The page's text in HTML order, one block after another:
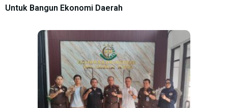
Untuk Bangun Ekonomi Daerah